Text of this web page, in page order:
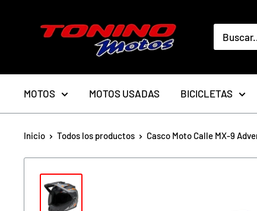
directamente
MOTOS MOTOS USADAS BICICLETAS
Inicio Todos los productos Casco Moto Calle MX-9